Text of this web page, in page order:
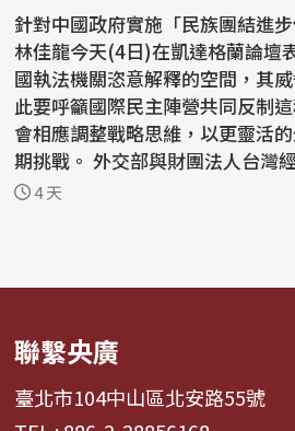
針對中國政府實施「民族團結進
林佳龍今天(4日)在凱達格蘭論壇
國執法機關恣意解釋的空間，其
此要呼籲國際民主陣營共同反制
會相應調整戰略思維，以更靈活
期挑戰。 外交部與財團法人台灣經濟研究院舉辦「凱達
格蘭...
4 天
聯繫央廣
臺北市104中山區北安路55號